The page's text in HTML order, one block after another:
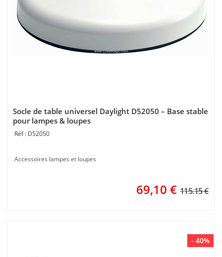
Socle de table universel Daylight D52050 – Base stable
pour lampes & loupes
D52050
Accessoires lampes et loupes
69,10 € 115.15 €
- 40%